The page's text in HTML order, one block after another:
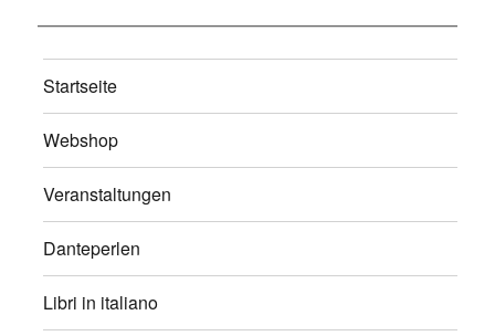
Startseite
Webshop
Veranstaltungen
Danteperlen
Libri in italiano